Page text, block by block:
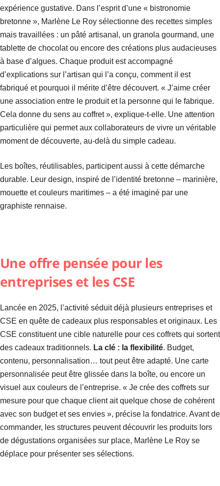
expérience gustative. Dans l’esprit d’une « bistronomie
bretonne », Marlène Le Roy sélectionne des recettes simples
mais travaillées : un pâté artisanal, un granola gourmand, une
tablette de chocolat ou encore des créations plus audacieuses
à base d’algues. Chaque produit est accompagné
d’explications sur l’artisan qui l’a conçu, comment il est
fabriqué et pourquoi il mérite d’être découvert. « J’aime créer
une association entre le produit et la personne qui le fabrique.
Cela donne du sens au coffret », explique-t-elle. Une attention
particulière qui permet aux collaborateurs de vivre un véritable
moment de découverte, au-delà du simple cadeau.
Les boîtes, réutilisables, participent aussi à cette démarche
durable. Leur design, inspiré de l’identité bretonne – marinière,
mouette et couleurs maritimes – a été imaginé par une
graphiste rennaise.
Une offre pensée pour les
entreprises et les CSE
Lancée en 2025, l’activité séduit déjà plusieurs entreprises et
CSE en quête de cadeaux plus responsables et originaux. Les
CSE constituent une cible naturelle pour ces coffrets qui sortent
des cadeaux traditionnels. La clé : la flexibilité. Budget,
contenu, personnalisation… tout peut être adapté. Une carte
personnalisée peut être glissée dans la boîte, ou encore un
visuel aux couleurs de l’entreprise. « Je crée des coffrets sur
mesure pour que chaque client ait quelque chose de cohérent
avec son budget et ses envies », précise la fondatrice. Avant de
commander, les structures peuvent découvrir les produits lors
de dégustations organisées sur place, Marlène Le Roy se
déplace pour présenter ses sélections.